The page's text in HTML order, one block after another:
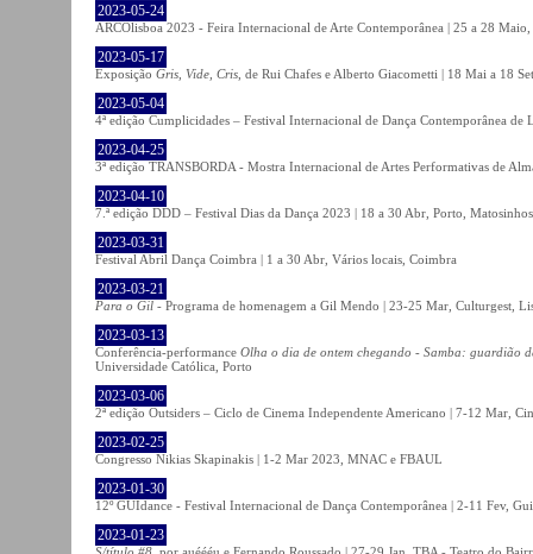
2023-05-24
ARCOlisboa 2023 - Feira Internacional de Arte Contemporânea | 25 a 28
2023-05-17
Exposição Gris, Vide, Cris , de Rui Chafes e Alberto Giacometti | 18 Mai a 18
2023-05-04
4ª edição Cumplicidades – Festival Internacional de Dança Contemporânea
2023-04-25
3ª edição TRANSBORDA - Mostra Internacional de Artes Performativas de
2023-04-10
7.ª edição DDD – Festival Dias da Dança 2023 | 18 a 30 Abr, Porto,
2023-03-31
Festival Abril Dança Coimbra | 1 a 30 Abr, Vários locais, Coimbra
2023-03-21
Para o Gil - Programa de homenagem a Gil Mendo | 23-25 Mar, Culturgest,
2023-03-13
Conferência-performance Olha o dia de ontem chegando - Samba: guardião
Universidade Católica, Porto
2023-03-06
2ª edição Outsiders – Ciclo de Cinema Independente Americano | 7-12 Mar,
2023-02-25
Congresso Nikias Skapinakis | 1-2 Mar 2023, MNAC e FBAUL
2023-01-30
12º GUIdance - Festival Internacional de Dança Contemporânea | 2-11 Fev,
2023-01-23